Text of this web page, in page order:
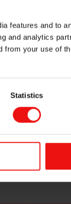
features and to
and analytics
from your use of
Statistics
肯决定在加拿大
计将于 2021 年
来，为全球利益